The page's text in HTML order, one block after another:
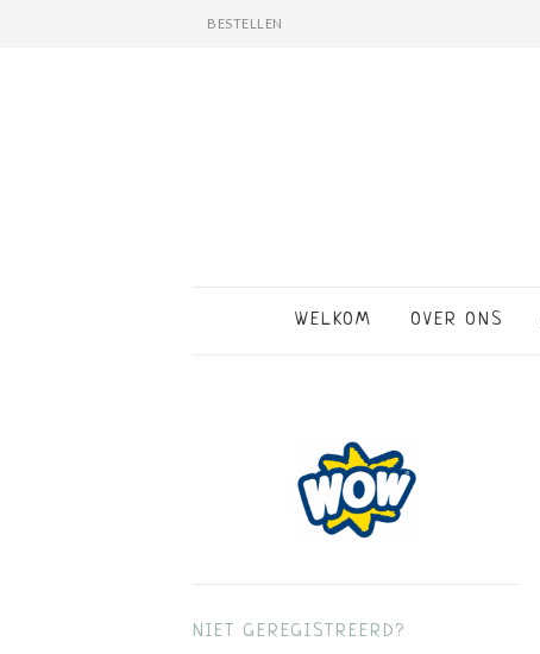
BESTELLEN
WELKOM OVER ONS
NIET GEREGISTREERD?